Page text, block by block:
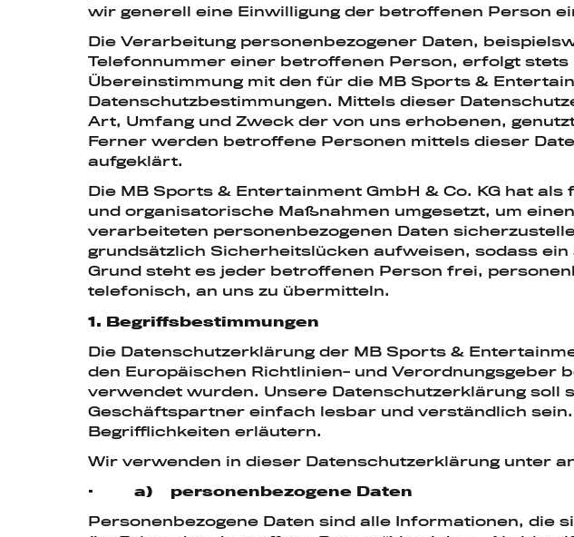
wir generell eine Einwilligung der betroffenen Person
Die Verarbeitung personenbezogener Daten,
Telefonnummer einer betroffenen Person, erfolgt
Übereinstimmung mit den für die MB Sports &
Datenschutzbestimmungen. Mittels dieser
Art, Umfang und Zweck der von uns erhobenen,
Ferner werden betroffene Personen mittels dieser
aufgeklärt.
Die MB Sports & Entertainment GmbH & Co. KG hat
und organisatorische Maßnahmen umgesetzt, um
verarbeiteten personenbezogenen Daten
grundsätzlich Sicherheitslücken aufweisen, sodass
Grund steht es jeder betroffenen Person frei,
telefonisch, an uns zu übermitteln.
1. Begriffsbestimmungen
Die Datenschutzerklärung der MB Sports &
den Europäischen Richtlinien- und Verordnungsgeber
verwendet wurden. Unsere Datenschutzerklärung soll
Geschäftspartner einfach lesbar und verständlich
Begrifflichkeiten erläutern.
Wir verwenden in dieser Datenschutzerklärung unter
· a) personenbezogene Daten
Personenbezogene Daten sind alle Informationen,